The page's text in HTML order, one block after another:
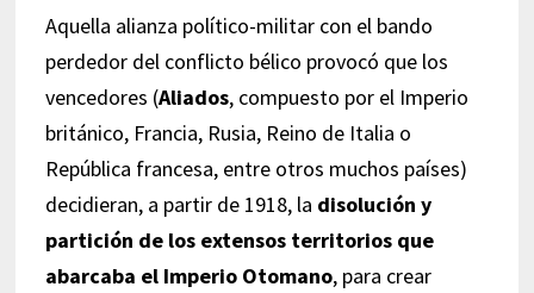
Aquella alianza político-militar con el bando
perdedor del conflicto bélico provocó que los
vencedores (Aliados, compuesto por el Imperio
británico, Francia, Rusia, Reino de Italia o
República francesa, entre otros muchos países)
decidieran, a partir de 1918, la disolución y
partición de los extensos territorios que
abarcaba el Imperio Otomano, para crear